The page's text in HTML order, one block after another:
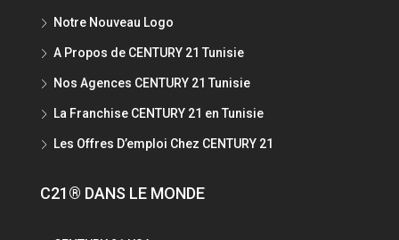
Notre Nouveau Logo
A Propos de CENTURY 21 Tunisie
Nos Agences CENTURY 21 Tunisie
La Franchise CENTURY 21 en Tunisie
Les Offres D’emploi Chez CENTURY 21
C21® DANS LE MONDE